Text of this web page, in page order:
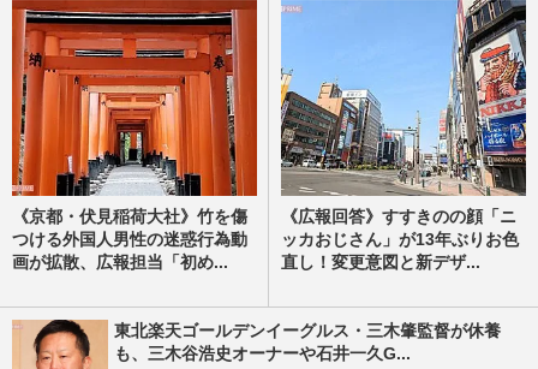
《京都・伏見稲荷大社》竹を傷
つける外国人男性の迷惑行為動
画が拡散、広報担当「初め...
《広報回答》すすきのの顔「ニ
ッカおじさん」が13年ぶりお色
直し！変更意図と新デザ...
東北楽天ゴールデンイーグルス・三木肇監督が休養
も、三木谷浩史オーナーや石井一久G...